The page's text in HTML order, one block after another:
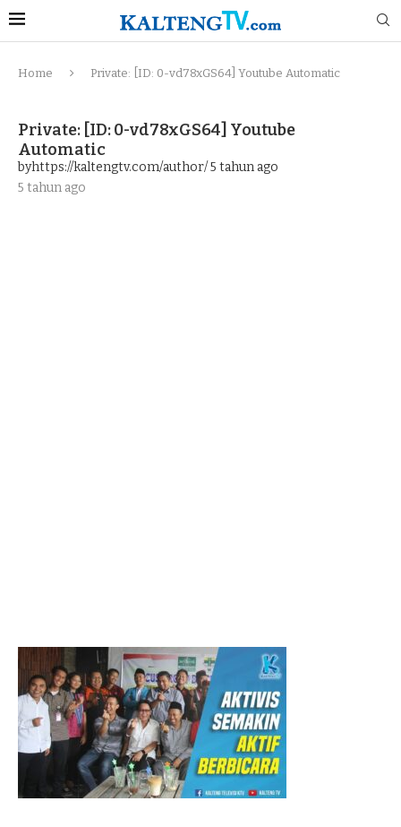
Home Private: [ID: 0-vd78xGS64] Youtube Automatic
Private: [ID: 0-vd78xGS64] Youtube
Automatic
byhttps://kaltengtv.com/author/5 tahun ago
5 tahun ago